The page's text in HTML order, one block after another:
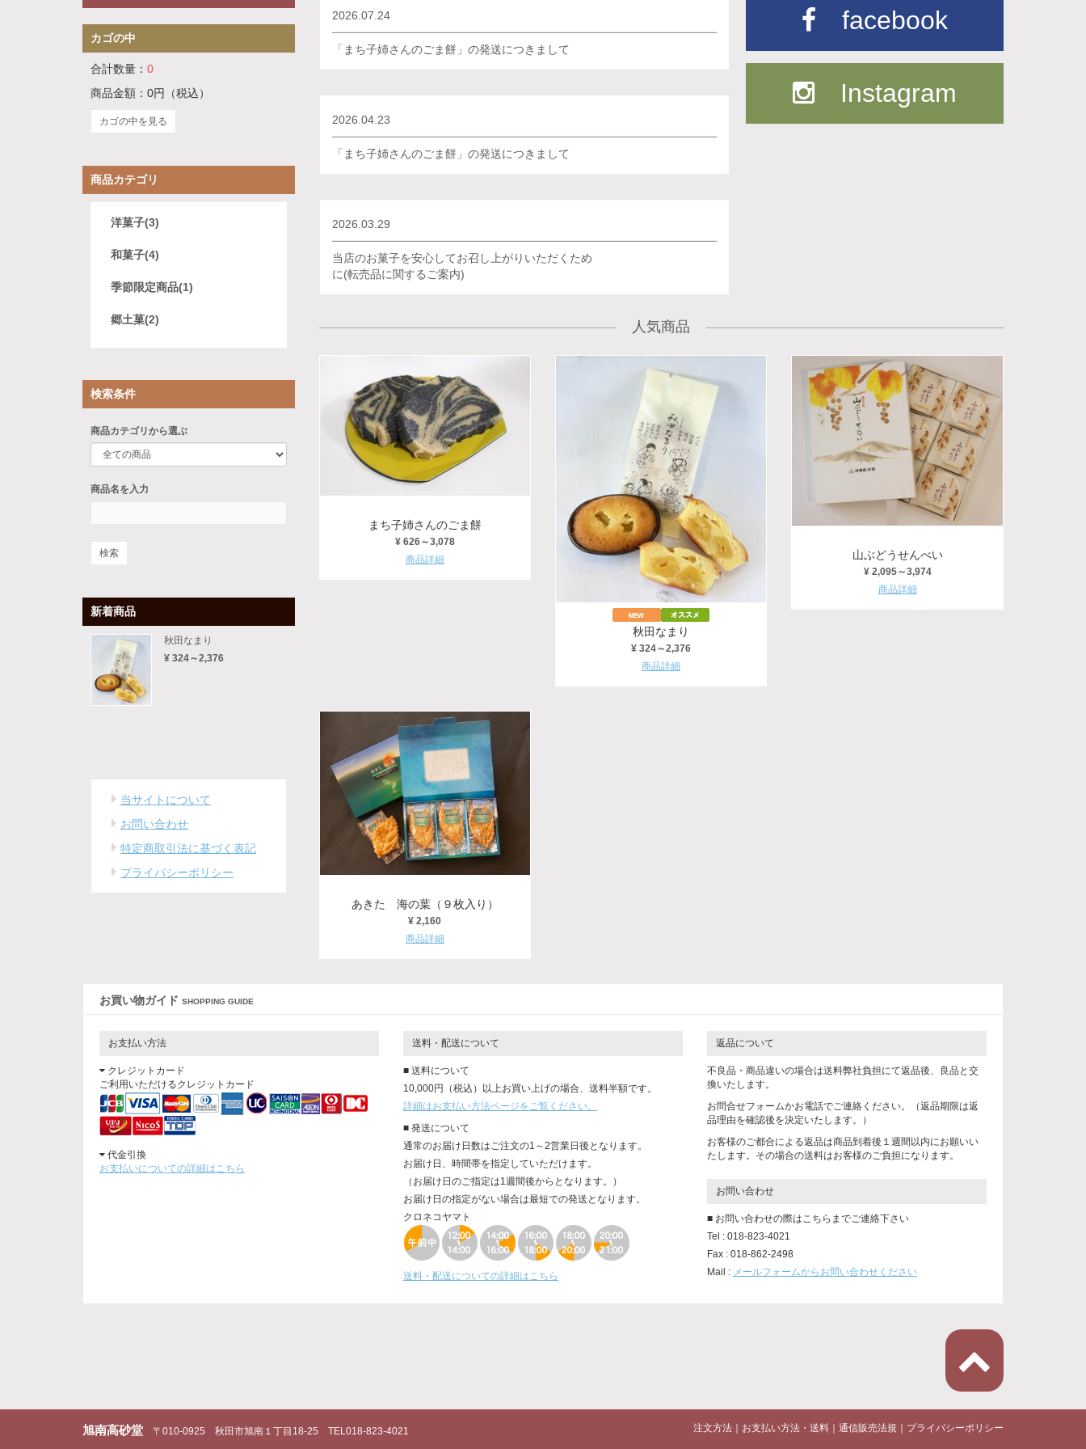
2026.07.24
「まち子姉さんのごま餅」の発送につきまして
2026.04.23
「まち子姉さんのごま餅」の発送につきまして
2026.03.29
当店のお菓子を安心してお召し上がりいただくため
に(転売品に関するご案内)
facebook
Instagram
人気商品
まち子姉さんのごま餅
¥ 626～3,078
商品詳細
秋田なまり
¥ 324～2,376
商品詳細
山ぶどうせんべい
¥ 2,095～3,974
商品詳細
あきた 海の葉（９枚入り）
¥ 2,160
商品詳細
カゴの中
合計数量： 0
商品金額： 0円 （税込）
カゴの中を見る
商品カテゴリ
洋菓子(3)
和菓子(4)
季節限定商品(1)
郷土菓(2)
検索条件
商品カテゴリから選ぶ
商品名を入力
新着商品
秋田なまり
¥ 324～2,376
当サイトについて
お問い合わせ
特定商取引法に基づく表記
プライバシーポリシー
お買い物ガイド SHOPPING GUIDE
お支払い方法
クレジットカード
ご利用いただけるクレジットカード
代金引換
お支払いについての詳細はこちら
送料・配送について
■ 送料について
10,000円（税込）以上お買い上げの場合、送料半額です。
詳細はお支払い方法ページをご覧ください。
■ 発送について
通常のお届け日数はご注文の1～2営業日後となります。
お届け日、時間帯を指定していただけます。
（お届け日のご指定は1週間後からとなります。）
お届け日の指定がない場合は最短での発送となります。
クロネコヤマト
送料・配送についての詳細はこちら
返品について
不良品・商品違いの場合は送料弊社負担にて返品後、良品と交
換いたします。
お問合せフォームかお電話でご連絡ください。（返品期限は返
品理由を確認後を決定いたします。）
お客様のご都合による返品は商品到着後１週間以内にお願いい
たします。その場合の送料はお客様のご負担になります。
お問い合わせ
■ お問い合わせの際はこちらまでご連絡下さい
Tel : 018-823-4021
Fax : 018-862-2498
Mail : メールフォームからお問い合わせください
旭南高砂堂 〒010-0925 秋田市旭南１丁目18-25 TEL018-823-4021 注文方法 ｜ お支払い方法・送料 ｜ 通信販売法規 ｜ プライバシーポリシー